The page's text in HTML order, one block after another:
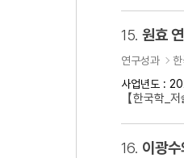
15. 원효
연구성과
사업년도 :
【한국학_
16. 이광